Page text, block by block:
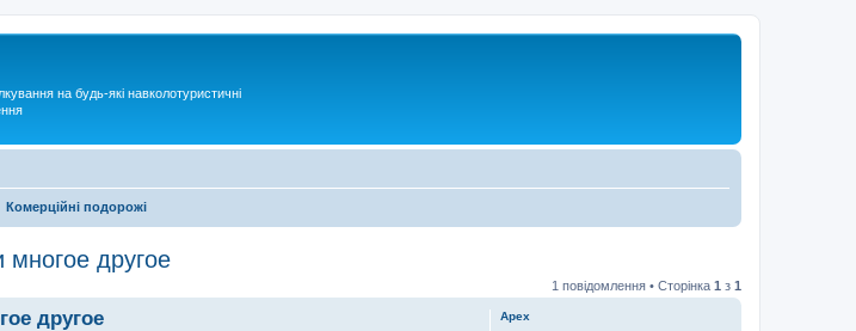
на будь-які навколотуристичні
Комерційні подорожі
другое
1 повідомлення • Сторінка 1 з 1
Apex
другое